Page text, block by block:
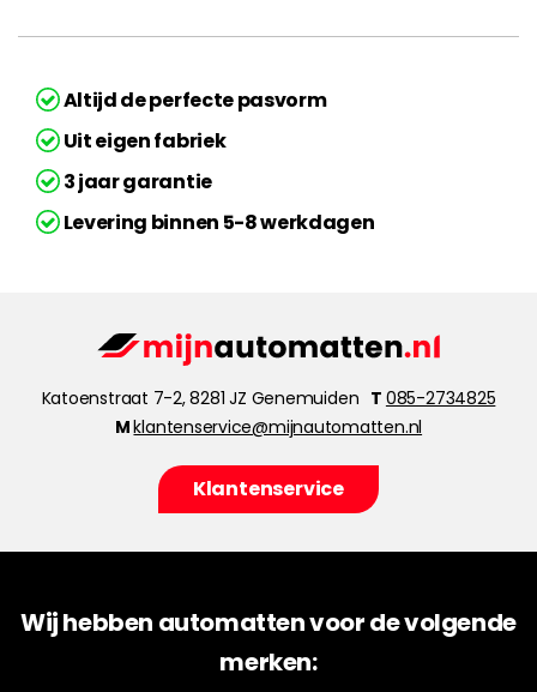
Altijd de perfecte pasvorm
Uit eigen fabriek
3 jaar garantie
Levering binnen 5-8 werkdagen
Katoenstraat 7-2, 8281 JZ Genemuiden T 085-2734825
Mklantenservice@mijnautomatten.nl
Klantenservice
Wij hebben automatten voor de volgende
merken: